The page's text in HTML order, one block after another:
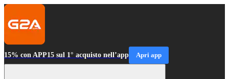
15% con APP15 sul 1° acquisto nell’app Apri app